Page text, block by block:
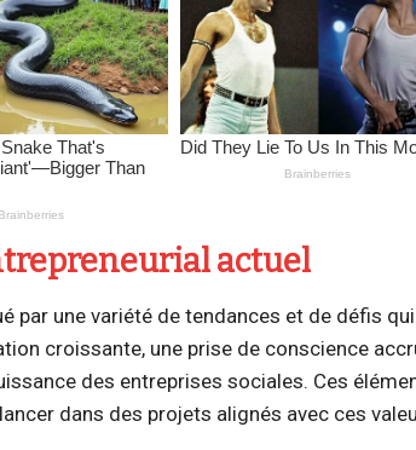
actuel
par une variété de tendances et de défis
croissante, une prise de conscience
des entreprises sociales. Ces
dans des projets alignés avec ces